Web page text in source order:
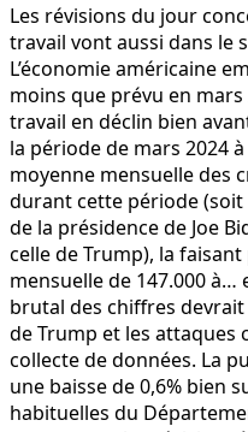
Les révisions du jour
travail vont aussi dans le
L’économie américaine
moins que prévu en
travail en déclin bien
la période de mars 2024
moyenne mensuelle des
durant cette période
de la présidence de Joe
celle de Trump), la
mensuelle de 147.000 à…
brutal des chiffres
de Trump et les attaques
collecte de données. La
une baisse de 0,6% bien
habituelles du